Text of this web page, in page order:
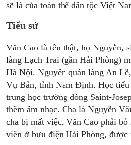
sẽ là của toàn thể dân tộc Việt
Tiểu sử
Văn Cao là tên thật, họ Nguyễn,
làng Lạch Trai (gần Hải Phòng)
Hà Nội. Nguyên quán làng An
Vụ Bản, tỉnh Nam Định. Học
trung học trường dòng Saint-
thêm âm nhạc. Cha là Nguyễn
cha bị mất việc, Văn Cao phải
viên ở bưu điện Hải Phòng, được